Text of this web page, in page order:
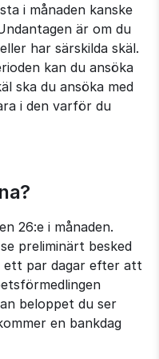
i månaden kanske
är om du
har särskilda skäl.
kan du ansöka
ska du ansöka med
i den varför du
26:e i månaden.
preliminärt besked
ett par dagar efter att
beloppet du ser
en bankdag